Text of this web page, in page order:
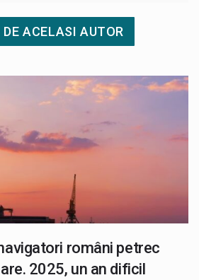
ACELASI AUTOR
români petrec
2025, un an dificil